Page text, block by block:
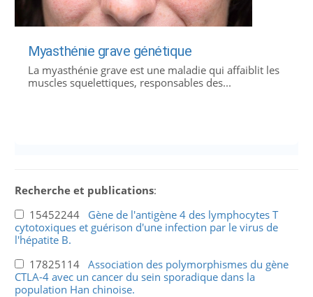
Myasthénie grave génétique
La myasthénie grave est une maladie qui affaiblit les
muscles squelettiques, responsables des...
Recherche et publications:
15452244 Gène de l'antigène 4 des lymphocytes T
cytotoxiques et guérison d'une infection par le virus de
l'hépatite B.
17825114 Association des polymorphismes du gène
CTLA-4 avec un cancer du sein sporadique dans la
population Han chinoise.